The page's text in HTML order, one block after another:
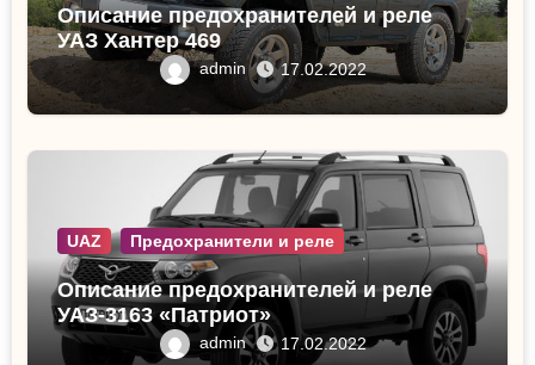
Описание предохранителей и реле
УАЗ Хантер 469
admin 17.02.2022
UAZ Предохранители и реле
Описание предохранителей и реле
УАЗ-3163 «Патриот»
admin 17.02.2022